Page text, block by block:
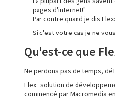
pages d'internet!"
Par contre quand je dis
Si c'est votre cas je ne
Qu'est-ce que
Ne perdons pas de temps,
Flex : solution de
commencé par Macromedia